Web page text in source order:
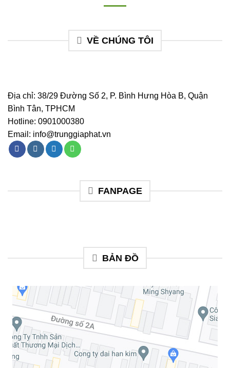
VỀ CHÚNG TÔI
Địa chỉ: 38/29 Đường Số 2, P. Bình Hưng Hòa B, Quận
Bình Tân, TPHCM
Hotline: 0901000380
Email: info@trunggiaphat.vn
FANPAGE
BẢN ĐỒ